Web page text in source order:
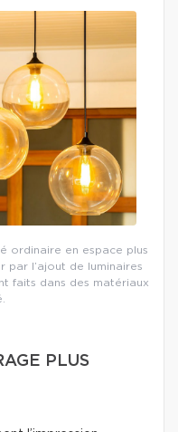
ordinaire en espace plus
par l’ajout de luminaires
faits dans des matériaux
PLUS